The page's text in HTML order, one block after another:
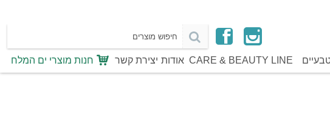
CARE & BEAUTY LINE אודות יצירת קשר חנות מוצרי ים המלח